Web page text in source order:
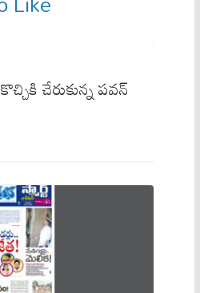
చేరుకున్న పవన్